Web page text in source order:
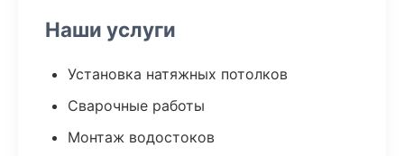
Наши услуги
Установка натяжных потолков
Сварочные работы
Монтаж водостоков